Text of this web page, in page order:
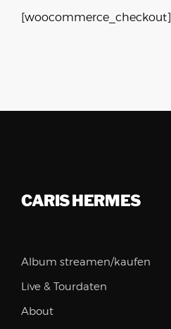
[woocommerce_checkout]
CARIS HERMES
Album streamen/kaufen
Live & Tourdaten
About